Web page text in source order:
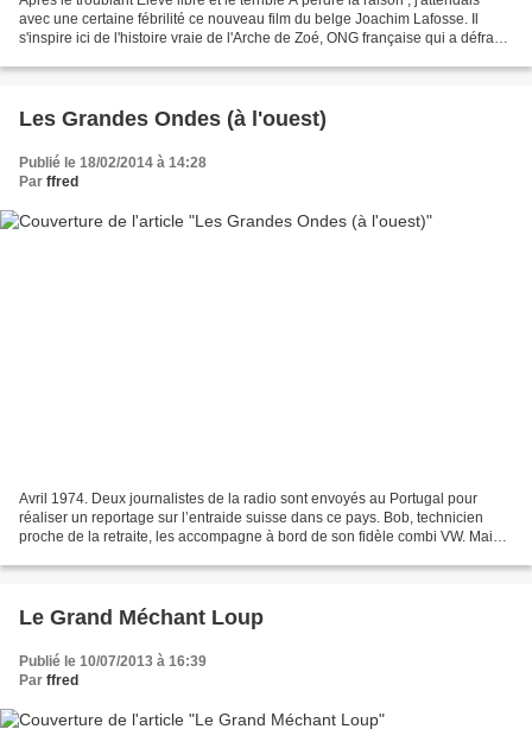
avec une certaine fébrilité ce nouveau film du belge Joachim Lafosse. Il
s'inspire ici de l'histoire vraie de l'Arche de Zoé, ONG française qui a défrayé
Les Grandes Ondes (à l'ouest)
Publié le 18/02/2014 à 14:28
Par ffred
Avril 1974. Deux journalistes de la radio sont envoyés au Portugal pour
réaliser un reportage sur l’entraide suisse dans ce pays. Bob, technicien
proche de la retraite, les accompagne à bord de son fidèle combi VW. Mais
Le Grand Méchant Loup
Publié le 10/07/2013 à 16:39
Par ffred